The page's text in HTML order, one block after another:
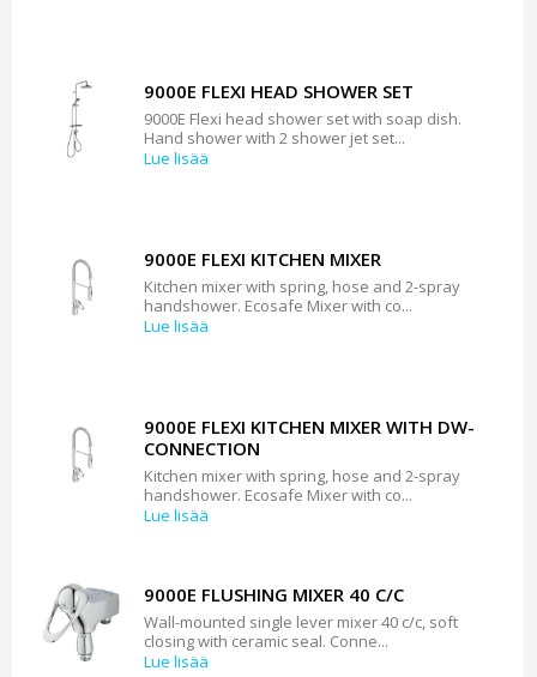
9000E FLEXI HEAD SHOWER SET
9000E Flexi head shower set with soap dish.
Hand shower with 2 shower jet set...
Lue lisää
9000E FLEXI KITCHEN MIXER
Kitchen mixer with spring, hose and 2-spray
handshower. Ecosafe Mixer with co...
Lue lisää
9000E FLEXI KITCHEN MIXER WITH DW-
CONNECTION
Kitchen mixer with spring, hose and 2-spray
handshower. Ecosafe Mixer with co...
Lue lisää
9000E FLUSHING MIXER 40 C/C
Wall-mounted single lever mixer 40 c/c, soft
closing with ceramic seal. Conne...
Lue lisää